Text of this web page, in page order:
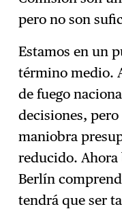
pero no son
Estamos en un
término medio.
de fuego
decisiones,
maniobra
reducido. Ahora
Berlín
tendrá que ser